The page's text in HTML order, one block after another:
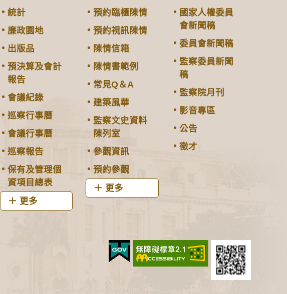
統計
廉政園地
出版品
預決算及會計
報告
會議紀錄
巡察行事曆
會議行事曆
巡察報告
保有及管理個
資項目總表
更多
預約臨櫃陳情
預約視訊陳情
陳情信箱
陳情書範例
常見Q＆A
建築風華
監察文史資料
陳列室
參觀資訊
預約參觀
更多
國家人權委員
會新聞稿
委員會新聞稿
監察委員新聞
稿
監察院月刊
影音專區
公告
徵才